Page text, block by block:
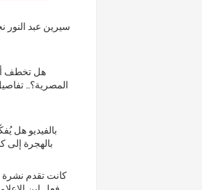
سيرين عبد النور
هل تخطف
المصرية؟..
بالفيديو هل
بالهجرة إلى
كانت تقدم نشرة